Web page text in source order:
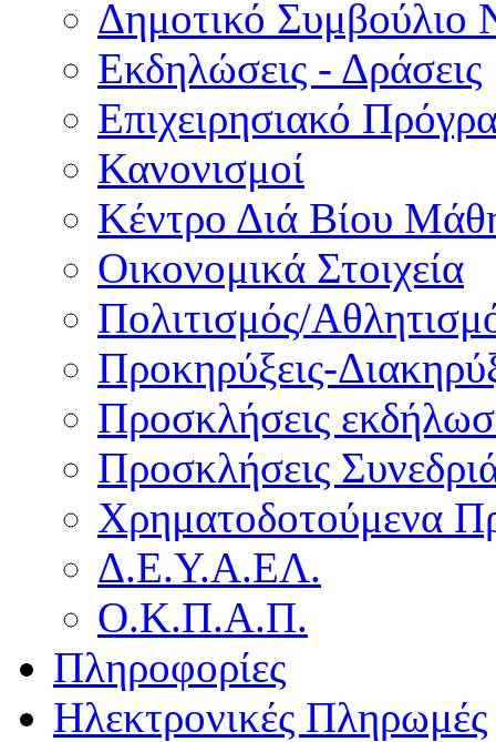
Δημοτικό Συμβούλιο
Εκδηλώσεις - Δράσεις
Επιχειρησιακό
Κανονισμοί
Κέντρο Διά Βίου
Οικονομικά Στοιχεία
Πολιτισμός/
Προκηρύξεις-
Προσκλήσεις
Προσκλήσεις
Χρηματοδοτούμενα
Δ.Ε.Υ.Α.ΕΛ.
Ο.Κ.Π.Α.Π.
Πληροφορίες
Ηλεκτρονικές Πληρωμές